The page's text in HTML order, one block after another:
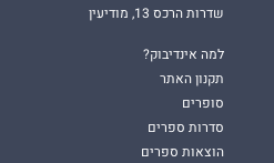
שדרות הרכס 13, מודיעין
למה אינדיבוק?
תקנון האתר
סופרים
סדרות ספרים
הוצאות ספרים